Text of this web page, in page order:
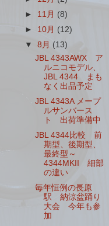
► 11月 (8)
► 10月 (12)
▼8月 (13)
JBL 4343AWX ア
ルニコモデル、
JBL 4344 まも
なく出品予定
JBL 4343A メープ
ルサンバース
ト 出荷準備中
JBL 4344比較 前
期型、後期型、
最終型～
4344MKII 細部
の違い
毎年恒例の長原
駅 納涼盆踊り
大会 今年も参
加